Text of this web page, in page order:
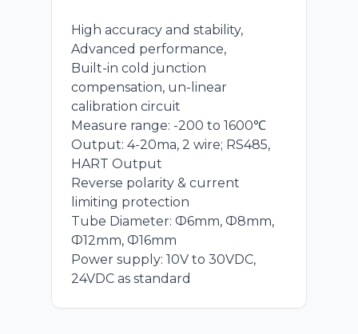
High accuracy and stability,
Advanced performance,
Built-in cold junction
compensation, un-linear
calibration circuit
Measure range: -200 to 1600℃
Output: 4-20ma, 2 wire; RS485,
HART Output
Reverse polarity & current
limiting protection
Tube Diameter: Ф6mm, Ф8mm,
Ф12mm, Ф16mm
Power supply: 10V to 30VDC,
24VDC as standard